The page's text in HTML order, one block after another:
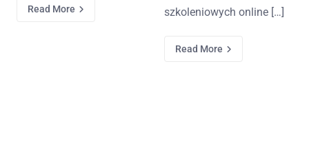
Read More
szkoleniowych online […]
Read More